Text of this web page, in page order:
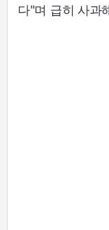
다"며 급히 사과